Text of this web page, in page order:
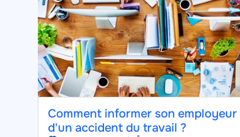
Comment informer son employeur
d'un accident du travail ?